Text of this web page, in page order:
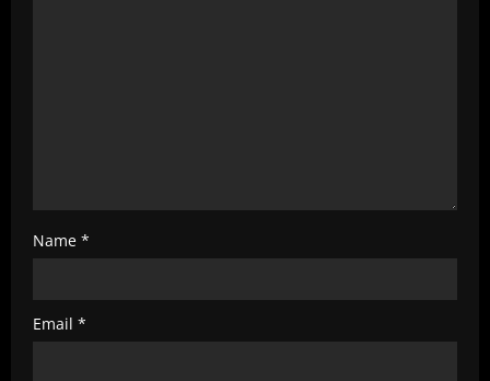
Name *
Email *